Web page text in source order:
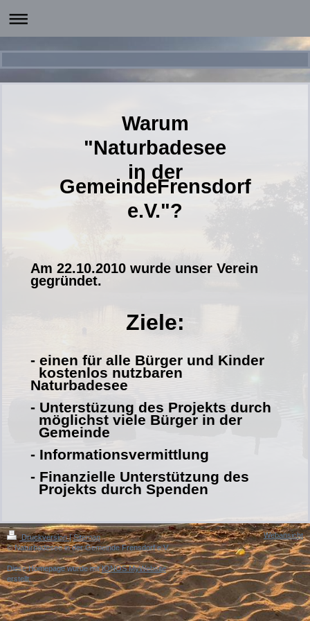
Warum
"Naturbadesee
in der
GemeindeFrensdorf
e.V."?
Am 22.10.2010 wurde unser Verein
gegründet.
Ziele:
- einen für alle Bürger und Kinder
kostenlos nutzbaren
Naturbadesee
- Unterstüzung des Projekts durch
möglichst viele Bürger in der
Gemeinde
- Informationsvermittlung
- Finanzielle Unterstützung des
Projekts durch Spenden
Druckversion| Sitemap
© Naturbadesee in der Gemeinde Frensdorf e.V.
Diese Homepage wurde mitIONOS MyWebsite
erstellt.
Webansicht